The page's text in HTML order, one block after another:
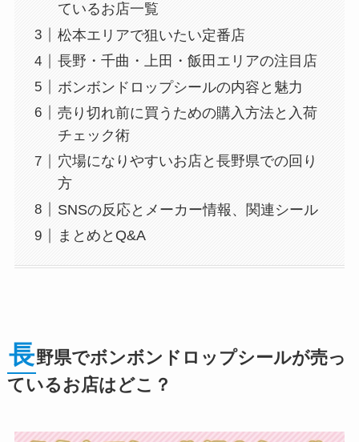
ているお店一覧
松本エリアで狙いたい定番店
長野・千曲・上田・飯田エリアの注目店
ボンボンドロップシールの内容と魅力
売り切れ前に買うための購入方法と入荷
チェック術
穴場になりやすいお店と長野県での回り
方
SNSの反応とメーカー情報、関連シール
まとめとQ&A
長野県でボンボンドロップシールが売っ
ているお店はどこ？